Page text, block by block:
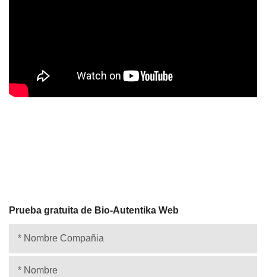
Prueba gratuita de Bio-Autentika Web